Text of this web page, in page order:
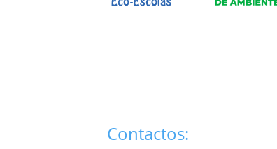
Contactos: